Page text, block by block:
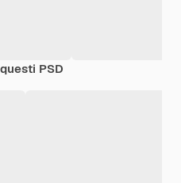
PSD